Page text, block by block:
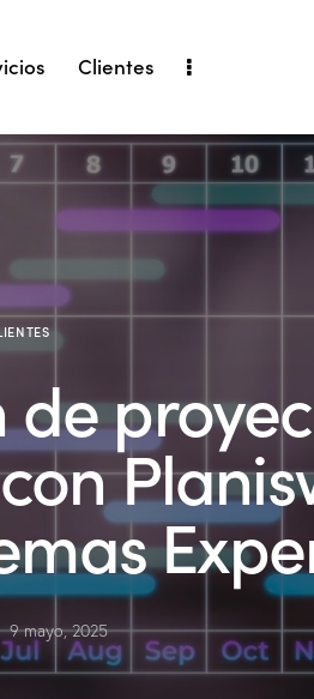
Clientes
9 mayo, 2025